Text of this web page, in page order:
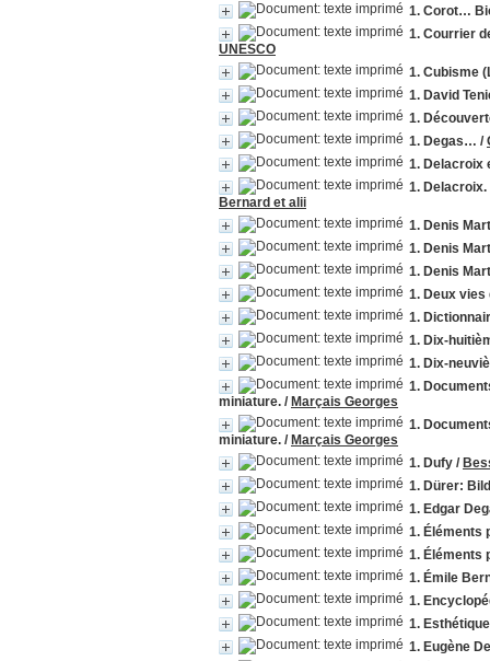
1. Corot…
1. Courrier
UNESCO
1. Cubisme
1. David
1.
1. Degas… /
1. Delacroix
1.
Bernard et alii
1. Denis
1. Denis
1. Denis
1. Deux vies
1.
1. Dix-
1. Dix-
1.
miniature. / Marçais Georges
1.
miniature. / Marçais Georges
1. Dufy /
1. Dürer:
1. Edgar
1. Éléments
1. Éléments
1. Émile
1.
1.
1. Eugène